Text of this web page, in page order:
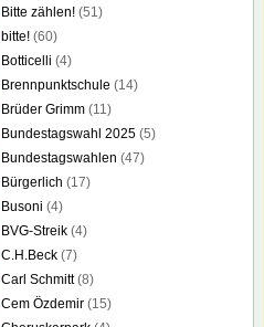
Bitte zählen! (51)
bitte! (60)
Botticelli (4)
Brennpunktschule (14)
Brüder Grimm (11)
Bundestagswahl 2025 (5)
Bundestagswahlen (47)
Bürgerlich (17)
Busoni (4)
BVG-Streik (4)
C.H.Beck (7)
Carl Schmitt(8)
Cem Özdemir (15)